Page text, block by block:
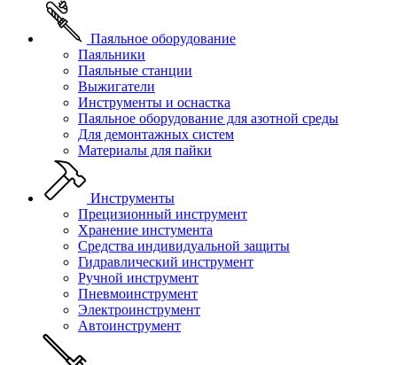
Паяльное оборудование
Паяльники
Паяльные станции
Выжигатели
Инструменты и оснастка
Паяльное оборудование для азотной среды
Для демонтажных систем
Материалы для пайки
Инструменты
Прецизионный инструмент
Хранение инстумента
Средства индивидуальной защиты
Гидравлический инструмент
Ручной инструмент
Пневмоинструмент
Электроинструмент
Автоинструмент